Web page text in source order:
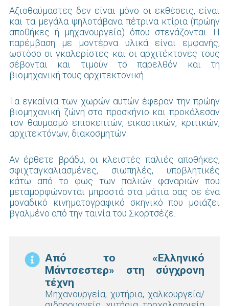
Αξιοθαύμαστες δεν είναι μόνο οι εκθέσεις, είναι
και τα μεγάλα ψηλοτάβανα πέτρινα κτίρια (πρώην
αποθήκες ή μηχανουργεία) όπου στεγάζονται. Η
παρέμβαση με μοντέρνα υλικά είναι εμφανής,
ωστόσο οι γκαλερίστες και οι αρχιτέκτονες τους
σέβονται και τιμούν το παρελθόν και τη
βιομηχανική τους αρχιτεκτονική.
Τα εγκαίνια των χωρών αυτών έφεραν την πρώην
βιομηχανική ζώνη στο προσκήνιο και προκάλεσαν
τον θαυμασμό επισκεπτών, εικαστικών, κριτικών,
αρχιτεκτόνων, διακοσμητών.
Αν έρθετε βράδυ, οι κλειστές παλιές αποθήκες,
σφιχταγκαλιασμένες, σιωπηλές, υποβλητικές
κάτω από το φως των παλιών φαναριών που
μεταμορφώνονται μπροστά στα μάτια σας σε ένα
μοναδικό κινηματογραφικό σκηνικό που μοιάζει
βγαλμένο από την ταινία του Σκορτσέζε.
Από το «Ελληνικό
Μάντσεστερ» στη σύγχρονη
τέχνη
Μηχανουργεία, χυτήρια, χαλκουργεία/